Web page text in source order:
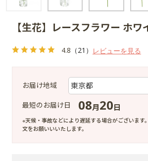
【生花】レースフラワー ホワ
お届け地域
最短のお届け日 08月20日
※天候・事故などにより遅延する場合がございます
文をお願いいいたします。
4.8 （21） レビューを見る